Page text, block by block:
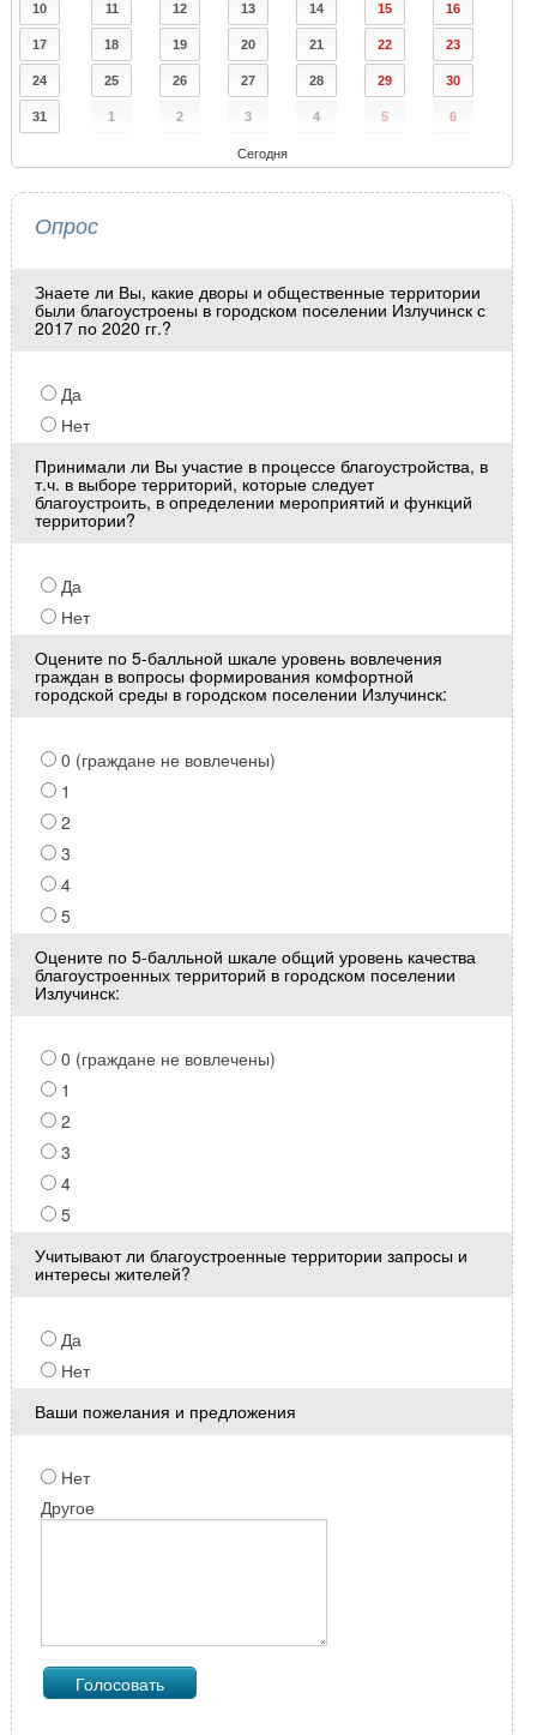
10 11 12 13 14 15 16
17 18 19 20 21 22 23
24 25 26 27 28 29 30
31 1 2 3 4 5 6
Сегодня
Опрос
Знаете ли Вы, какие дворы и общественные территории
были благоустроены в городском поселении Излучинск с
2017 по 2020 гг.?
Да
Нет
Принимали ли Вы участие в процессе благоустройства, в
т.ч. в выборе территорий, которые следует
благоустроить, в определении мероприятий и функций
территории?
Да
Нет
Оцените по 5-балльной шкале уровень вовлечения
граждан в вопросы формирования комфортной
городской среды в городском поселении Излучинск:
0 (граждане не вовлечены)
1
2
3
4
5
Оцените по 5-балльной шкале общий уровень качества
благоустроенных территорий в городском поселении
Излучинск:
0 (граждане не вовлечены)
1
2
3
4
5
Учитывают ли благоустроенные территории запросы и
интересы жителей?
Да
Нет
Ваши пожелания и предложения
Нет
Другое